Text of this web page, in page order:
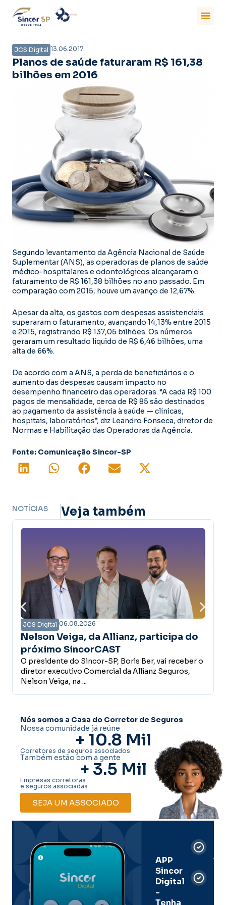
JCS Digital 13.06.2017
Planos de saúde faturaram R$ 161,38
bilhões em 2016
Segundo levantamento da Agência Nacional de Saúde
Suplementar (ANS), as operadoras de planos de saúde
médico-hospitalares e odontológicos alcançaram o
faturamento de R$ 161,38 bilhões no ano passado. Em
comparação com 2015, houve um avanço de 12,67%.
Apesar da alta, os gastos com despesas assistenciais
superaram o faturamento, avançando 14,13% entre 2015
e 2015, registrando R$ 137,05 bilhões. Os números
geraram um resultado líquido de R$ 6,46 bilhões, uma
alta de 66%.
De acordo com a ANS, a perda de beneficiários e o
aumento das despesas causam impacto no
desempenho financeiro das operadoras. “A cada R$ 100
pagos de mensalidade, cerca de R$ 85 são destinados
ao pagamento da assistência à saúde — clínicas,
hospitais, laboratórios”, diz Leandro Fonseca, diretor de
Normas e Habilitação das Operadoras da Agência.
Fonte: Comunicação Sincor-SP
NOTÍCIAS Veja também
JCS Digital 06.08.2026
Nelson Veiga, da Allianz, participa do
próximo SincorCAST
O presidente do Sincor-SP, Boris Ber, vai receber o
diretor executivo Comercial da Allianz Seguros,
Nelson Veiga, na ...
Nós somos a Casa do Corretor de Seguros
Nossa comunidade já reúne
+ 10.8 Mil
Corretores de seguros associados
Também estão com a gente
+ 3.5 Mil
Empresas corretoras
e seguros associadas
SEJA UM ASSOCIADO
APP
Sincor
Digital
-